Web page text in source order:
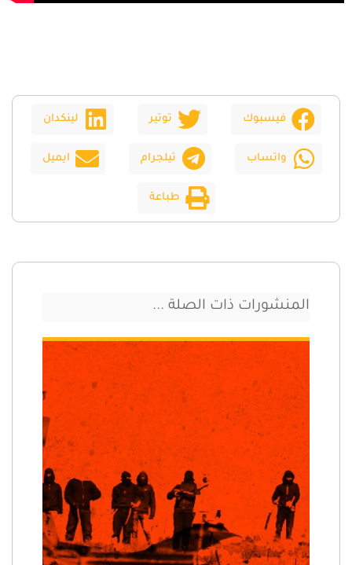
فيسبوك توتير لينكدان
واتساب تيلجرام ايميل
طباعة
المنشورات ذات الصلة ...